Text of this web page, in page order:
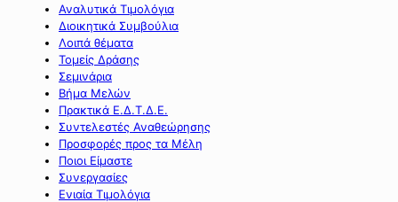
Αναλυτικά Τιμολόγια
Διοικητικά Συμβούλια
Λοιπά θέματα
Τομείς Δράσης
Σεμινάρια
Βήμα Μελών
Πρακτικά Ε.Δ.Τ.Δ.Ε.
Συντελεστές Αναθεώρησης
Προσφορές προς τα Μέλη
Ποιοι Είμαστε
Συνεργασίες
Ενιαία Τιμολόγια